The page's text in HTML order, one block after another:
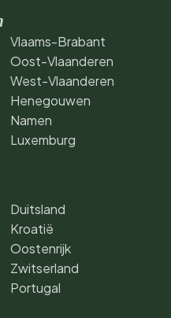
Vlaams-Brabant
Oost-Vlaanderen
West-Vlaanderen
Henegouwen
Namen
Luxemburg
Duitsland
Kroatië
Oostenrijk
Zwitserland
Portugal